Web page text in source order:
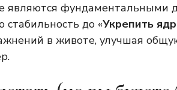
являются фундаментальными
до «Укрепить
в животе, улучшая